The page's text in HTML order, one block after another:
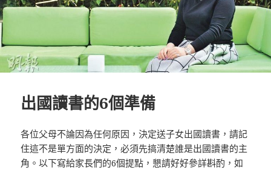
出國讀書的6個準備
各位父母不論因為任何原因，決定送子女出國讀書，請記
住這不是單方面的決定，必須先搞清楚誰是出國讀書的主
角。以下寫給家長們的6個提點，懇請好好參詳斟酌，如